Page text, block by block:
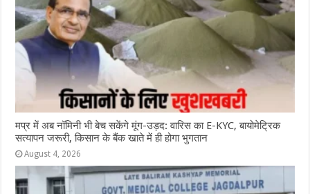
मप्र में अब नॉमिनी भी बेच सकेंगे मूंग-उड़द: वारिस का E-KYC, बायोमेट्रिक
सत्यापन जरूरी, किसान के बैंक खाते में ही होगा भुगतान
August 4, 2026